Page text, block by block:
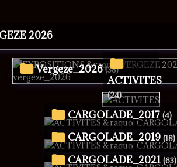
2026
vergeze_2026 (38)
ACTIVITES
(24)
CARGOLADE_2017 (4)
CARGOLADE_2019 (18)
CARGOLADE_2021 (63)